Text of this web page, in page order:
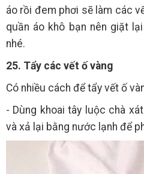
áo rồi đem phơi sẽ làm các
quần áo khô bạn nên giặt
nhé.
25. Tẩy các vết ố vàng
Có nhiều cách để tẩy vết ố
- Dùng khoai tây luộc chà
và xả lại bằng nước lạnh để